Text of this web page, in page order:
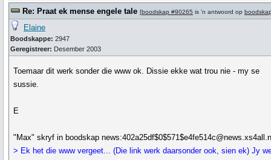
Re: Praat ek mense engele tale [boodskap #90265 is 'n antwoord op
Elaine
Boodskappe: 2947
Geregistreer: Desember 2003
Toemaar dit werk sonder die www ok. Dissie ekke wat trou nie - my se
sussie.
E
"Max" skryf in boodskap
> Ek het die www vergeet... (Die link werk daarsonder ook, sien ek) Jy